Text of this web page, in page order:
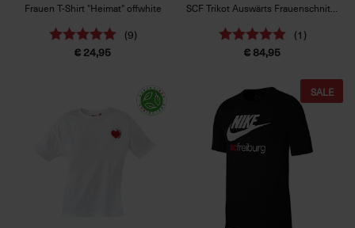
Frauen T-Shirt "Heimat" offwhite
(9)
€ 24,95
SCF Trikot Auswärts Frauenschnitt 26/27 weiß
(1)
€ 84,95
SALE